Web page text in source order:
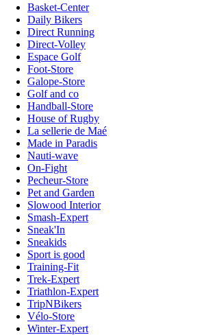
Basket-Center
Daily Bikers
Direct Running
Direct-Volley
Espace Golf
Foot-Store
Galope-Store
Golf and co
Handball-Store
House of Rugby
La sellerie de Maé
Made in Paradis
Nauti-wave
On-Fight
Pecheur-Store
Pet and Garden
Slowood Interior
Smash-Expert
Sneak'In
Sneakids
Sport is good
Training-Fit
Trek-Expert
Triathlon-Expert
TripNBikers
Vélo-Store
Winter-Expert